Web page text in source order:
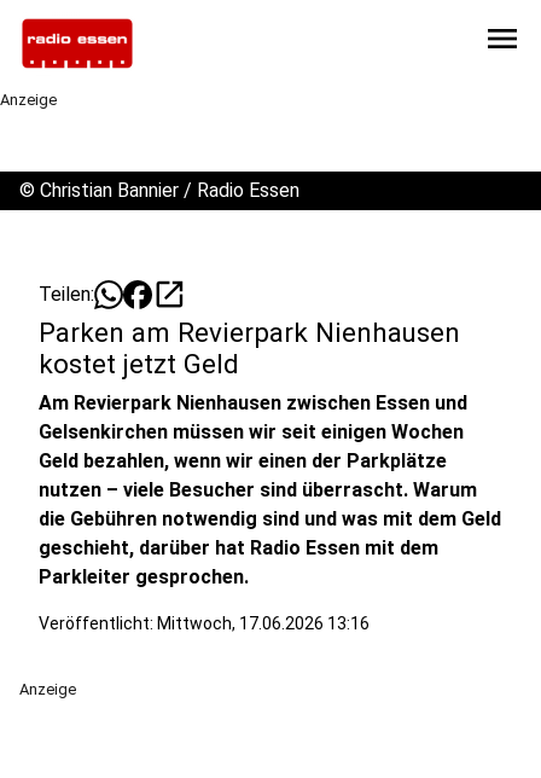
menu
Anzeige
© Christian Bannier / Radio Essen
Teilen: open_in_new
Parken am Revierpark Nienhausen
kostet jetzt Geld
Am Revierpark Nienhausen zwischen Essen und
Gelsenkirchen müssen wir seit einigen Wochen
Geld bezahlen, wenn wir einen der Parkplätze
nutzen – viele Besucher sind überrascht. Warum
die Gebühren notwendig sind und was mit dem Geld
geschieht, darüber hat Radio Essen mit dem
Parkleiter gesprochen.
Veröffentlicht: Mittwoch, 17.06.2026 13:16
Anzeige